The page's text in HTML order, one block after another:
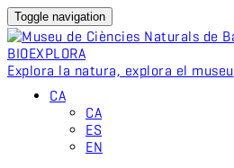
Toggle navigation
BIOEXPLORA
Explora la natura, explora el museu
CA
CA
ES
EN